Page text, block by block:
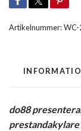
Artikelnummer:WC-
do88
prestandakylare